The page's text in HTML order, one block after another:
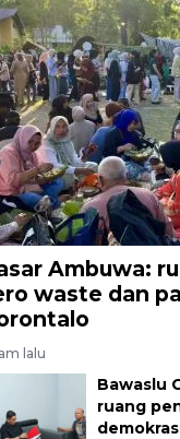
Ambuwa:
waste dan
lalu
Bawaslu
ruang